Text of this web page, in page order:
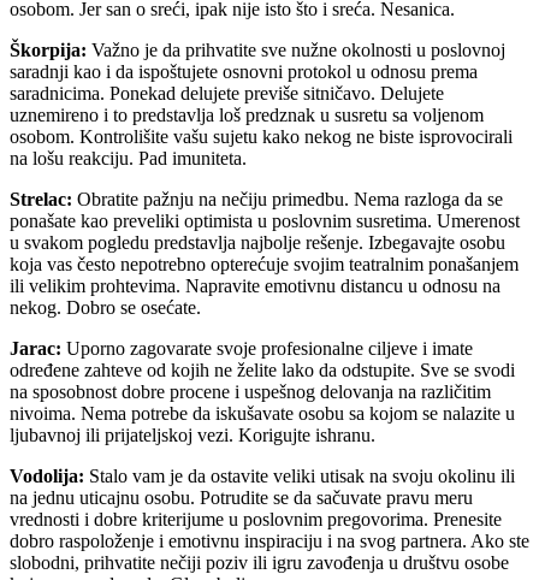
osobom. Jer san o sreći, ipak nije isto što i sreća. Nesanica.
Škorpija: Važno je da prihvatite sve nužne okolnosti u poslovnoj
saradnji kao i da ispoštujete osnovni protokol u odnosu prema
saradnicima. Ponekad delujete previše sitničavo. Delujete
uznemireno i to predstavlja loš predznak u susretu sa voljenom
osobom. Kontrolišite vašu sujetu kako nekog ne biste isprovocirali
na lošu reakciju. Pad imuniteta.
Strelac: Obratite pažnju na nečiju primedbu. Nema razloga da se
ponašate kao preveliki optimista u poslovnim susretima. Umerenost
u svakom pogledu predstavlja najbolje rešenje. Izbegavajte osobu
koja vas često nepotrebno opterećuje svojim teatralnim ponašanjem
ili velikim prohtevima. Napravite emotivnu distancu u odnosu na
nekog. Dobro se osećate.
Jarac: Uporno zagovarate svoje profesionalne ciljeve i imate
određene zahteve od kojih ne želite lako da odstupite. Sve se svodi
na sposobnost dobre procene i uspešnog delovanja na različitim
nivoima. Nema potrebe da iskušavate osobu sa kojom se nalazite u
ljubavnoj ili prijateljskoj vezi. Korigujte ishranu.
Vodolija: Stalo vam je da ostavite veliki utisak na svoju okolinu ili
na jednu uticajnu osobu. Potrudite se da sačuvate pravu meru
vrednosti i dobre kriterijume u poslovnim pregovorima. Prenesite
dobro raspoloženje i emotivnu inspiraciju i na svog partnera. Ako ste
slobodni, prihvatite nečiji poziv ili igru zavođenja u društvu osobe